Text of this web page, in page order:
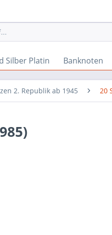
Silber Platin Banknoten
2. Republik ab 1945 20